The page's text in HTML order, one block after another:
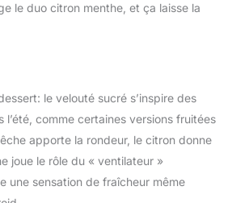
le duo citron menthe, et ça laisse la
le velouté sucré s’inspire des
l’été, comme certaines versions fruitées
apporte la rondeur, le citron donne
joue le rôle du « ventilateur »
une sensation de fraîcheur même